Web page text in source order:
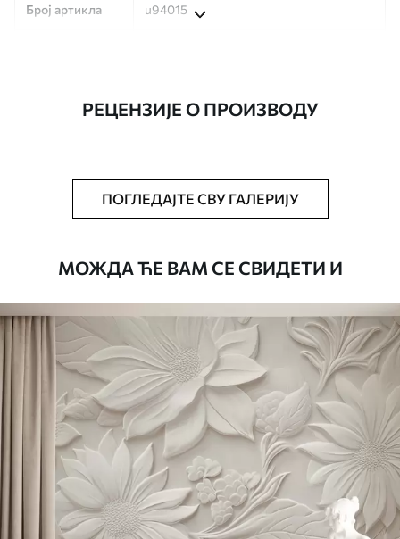
Број артикла u94015
Тапета се може нежно очистити меким
сунђером. Позадине са завршном
водом.
Доступни материјали
Стандард
4472.42 2683.45 RSD/m²
Премиум
5525 .003315.00RSD/m²
РЕЦЕНЗИЈЕ О ПРОИЗВОДУ
ПОГЛЕДАЈТЕ СВУ ГАЛЕРИЈУ
МОЖДА ЋЕ ВАМ СЕ СВИДЕТИ И